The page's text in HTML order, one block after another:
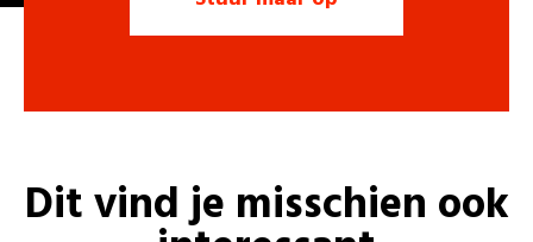
Dit vind je misschien ook